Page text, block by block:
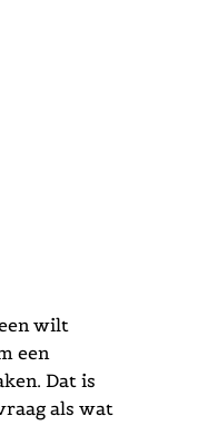
wilt
een
Dat is
als wat